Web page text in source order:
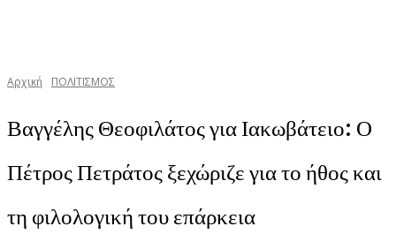
Αρχική ΠΟΛΙΤΙΣΜΟΣ
Βαγγέλης Θεοφιλάτος για Ιακωβάτειο: Ο
Πέτρος Πετράτος ξεχώριζε για το ήθος και
τη φιλολογική του επάρκεια